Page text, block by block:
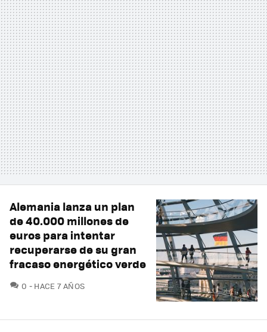
Alemania lanza un plan
de 40.000 millones de
euros para intentar
recuperarse de su gran
fracaso energético verde
0 COMENTARIOS
HACE 7 AÑOS